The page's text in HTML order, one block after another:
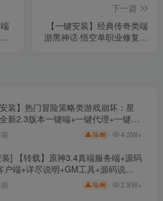
下一篇
【一键安装】经典传奇类端
游黑神话·悟空单职业修复版
安装】热门冒险策略类游戏崩坏：星
新2.3版本一键端+一键代理+一键启
机
88 4.3W+
] 【转载】原神3.4真端服务端+源码
户端+详尽说明+GM工具+源码说明
66 2.8W+